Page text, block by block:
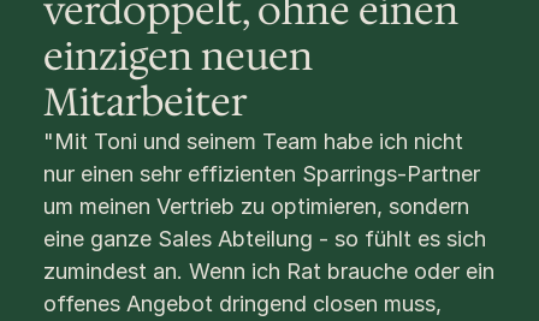
einzigen neuen
Mitarbeiter
"Mit Toni und seinem Team habe ich nicht
nur einen sehr effizienten Sparrings-Partner
um meinen Vertrieb zu optimieren, sondern
eine ganze Sales Abteilung - so fühlt es sich
zumindest an. Wenn ich Rat brauche oder ein
offenes Angebot dringend closen muss,